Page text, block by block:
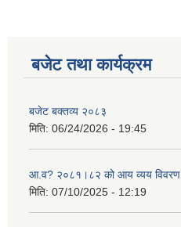
बजेट तथा कार्यक्रम
बजेट बक्तव्य २०८३
मिति: 06/24/2026 - 19:45
आ.व? २०८१।८२ को आय व्यय विवरण
मिति: 07/10/2025 - 12:19